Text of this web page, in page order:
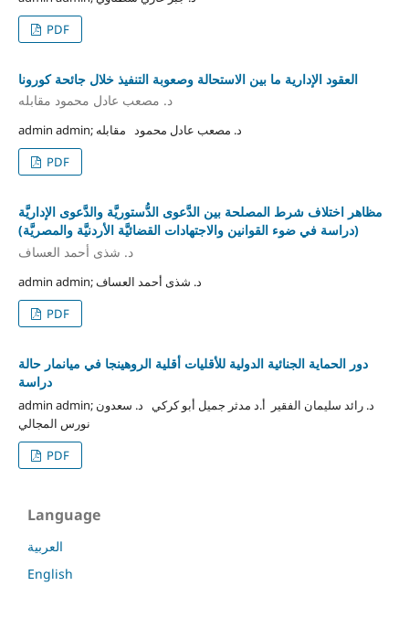
PDF
العقود الإدارية ما بين الاستحالة وصعوبة التنفيذ خلال جائحة كورونا
د. مصعب عادل محمود مقابله
admin admin; د. مصعب عادل محمود مقابله
PDF
مظاهر اختلاف شرط المصلحة بين الدَّعوى الدُّستوريَّة والدَّعوى الإداريَّة
(دراسة في ضوء القوانين والاجتهادات القضائيَّة الأردنيَّة والمصريَّة)
د. شذى أحمد العساف
admin admin; د. شذى أحمد العساف
PDF
دور الحماية الجنائية الدولية للأقليات أقلية الروهينجا في ميانمار حالة
دراسة
admin admin; د. رائد سليمان الفقير أ.د مدثر جميل أبو كركي د. سعدون
نورس المجالي
PDF
Language
العربية
English